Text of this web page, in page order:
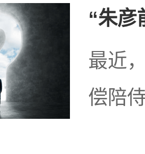
“朱彦
最近
偿陪